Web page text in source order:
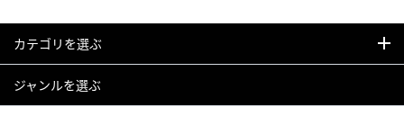
カテゴリを選ぶ
ジャンルを選ぶ